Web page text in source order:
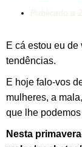
Publicado a
E cá estou eu
tendências.
E hoje falo-vos
mulheres, a
que lhe
Nesta